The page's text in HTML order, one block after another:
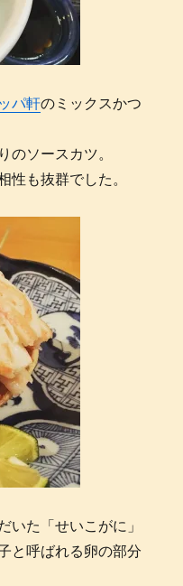
パ軒のミックスかつ
のソースカツ。
性も抜群でした。
いた「せいこがに」
と呼ばれる卵の部分